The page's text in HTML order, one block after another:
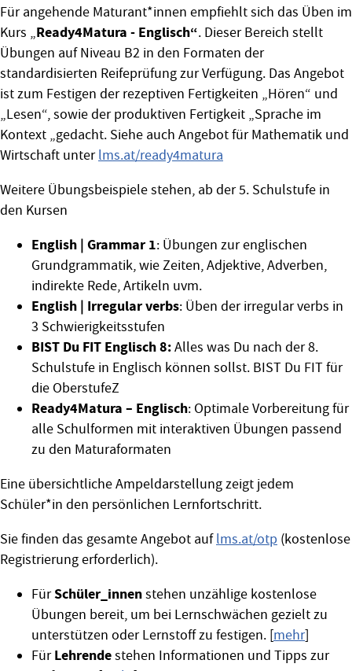
Für angehende Maturant*innen empfiehlt sich das Üben im
Kurs „Ready4Matura - Englisch“. Dieser Bereich stellt
Übungen auf Niveau B2 in den Formaten der
standardisierten Reifeprüfung zur Verfügung. Das Angebot
ist zum Festigen der rezeptiven Fertigkeiten „Hören“ und
„Lesen“, sowie der produktiven Fertigkeit „Sprache im
Kontext „gedacht. Siehe auch Angebot für Mathematik und
Wirtschaft unterlms.at/ready4matura
Weitere Übungsbeispiele stehen, ab der 5. Schulstufe in
den Kursen
English | Grammar 1: Übungen zur englischen
Grundgrammatik, wie Zeiten, Adjektive, Adverben,
indirekte Rede, Artikeln uvm.
English | Irregular verbs: Üben der irregular verbs in
3 Schwierigkeitsstufen
BIST Du FIT Englisch 8:Alles was Du nach der 8.
Schulstufe in Englisch können sollst. BIST Du FIT für
die OberstufeZ
Ready4Matura – Englisch: Optimale Vorbereitung für
alle Schulformen mit interaktiven Übungen passend
zu den Maturaformaten
Eine übersichtliche Ampeldarstellung zeigt jedem
Schüler*in den persönlichen Lernfortschritt.
Sie finden das gesamte Angebot auflms.at/otp (kostenlose
Registrierung erforderlich).
FürSchüler_innenstehen unzählige kostenlose
Übungen bereit, um bei Lernschwächen gezielt zu
unterstützen oder Lernstoff zu festigen. [mehr]
FürLehrendestehen Informationen und Tipps zur